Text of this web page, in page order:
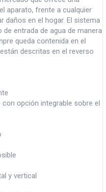
aparato, frente a cualquier
daños en el hogar. El sistema
entrada de agua de manera
queda contenida en el
descritas en el reverso
opción integrable sobre el
y vertical